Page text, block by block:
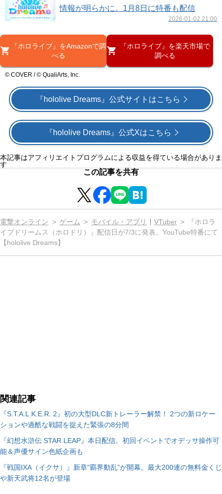
情報が明らかに。1月8日に特番も配信
2026-01-02 21:00
『ホロライブ』をAmazonで調
べる
『ホロライブ』を楽天市場で
調べる
© COVER / © QualiArts, Inc.
『hololive Dreams』公式サイトはこちら
『hololive Dreams』公式Xはこちら
本記事はアフィリエイトプログラムによる収益を得ている場合がありま
す
この記事を共有
電撃オンライン ゲーム モバイル・アプリ VTuber
『ホロラ
イブドリームス（ホロドリ）』配信日が7/3に発表。YouTube特番にて
【hololive Dreams】
関連記事
『S.T.A.L.K.E.R. 2』初の大型DLC新トレーラー解禁！ 2つの新ロケー
ションや過酷な戦闘を捉えた緊張の8分間
『幻想水滸伝 STAR LEAP』本日配信。初回イベントでオデッサ操作可
能＆声優サイン色紙企画も
『戦国IXA（イクサ）』新章"覇界動乱”が開幕。最大200連の無料金くじ
や新天武将12名が登場